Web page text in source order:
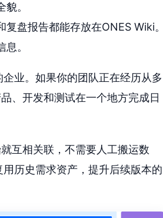
。
盘报告都能存放在ONES Wiki。
。
业。如果你的团队正在经历从多
、开发和测试在一个地方完成日
互相关联，不需要人工搬运数
历史需求资产，提升后续版本的